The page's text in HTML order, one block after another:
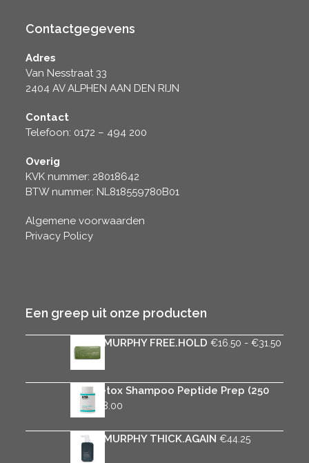
Contactgegevens
Adres
Van Nesstraat 33
2404 AV ALPHEN AAN DEN RIJN
Contact
Telefoon: 0172 – 494 200
Overig
KVK nummer: 28018642
BTW nummer: NL818559780B01
Algemene voorwaarden
Privacy Policy
Een greep uit onze producten
KEVIN.MURPHY FREE.HOLD €16.50 - €31.50
K18 Detox Shampoo Peptide Prep (250
ml) € 38.00
KEVIN.MURPHY THICK.AGAIN €44.25